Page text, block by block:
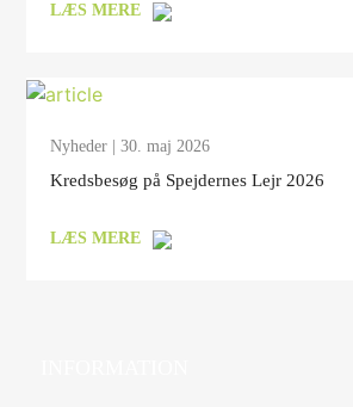
LÆS MERE
Nyheder | 30. maj 2026
Kredsbesøg på Spejdernes Lejr 2026
LÆS MERE